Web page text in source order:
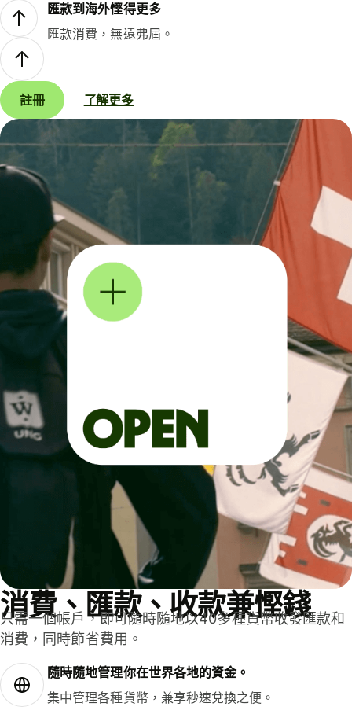
匯款到海外慳得更多
匯款消費，無遠弗屆。
註冊 了解更多
消費、匯款、收款兼慳錢
只需一個帳戶，即可隨時隨地以40多種貨幣收發匯款和
消費，同時節省費用。
隨時隨地管理你在世界各地的資金。
集中管理各種貨幣，兼享秒速兌換之便。